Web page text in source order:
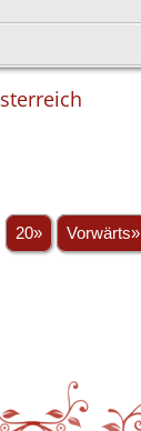
20» Vorwärts»